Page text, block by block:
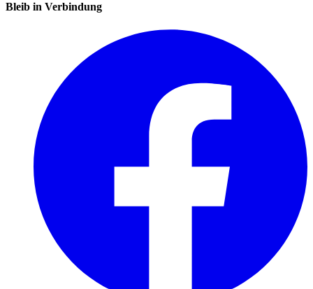
Bleib in Verbindung